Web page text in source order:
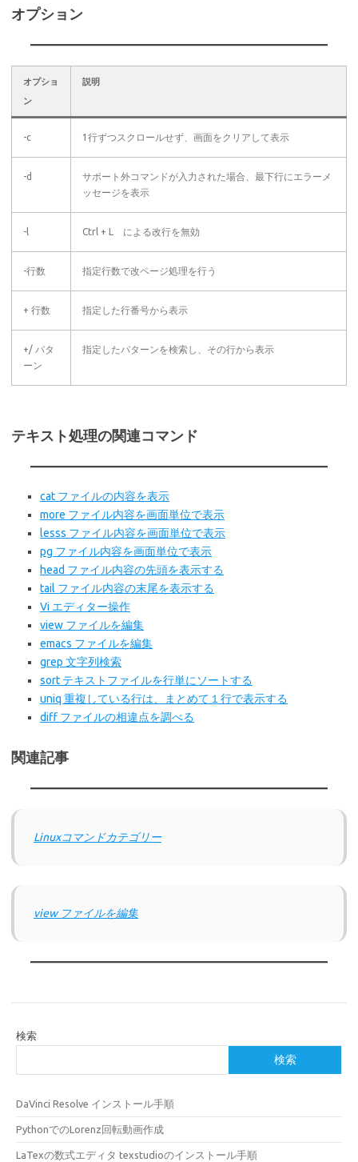
オプション
オプショ
ン
説明
-c 1行ずつスクロールせず、画面をクリアして表示
-d
サポート外コマンドが入力された場合、最下行にエラーメ
ッセージを表示
-l Ctrl + L による改行を無効
-行数 指定行数で改ページ処理を行う
+ 行数 指定した行番号から表示
+/ パタ
ーン
指定したパターンを検索し、その行から表示
テキスト処理の関連コマンド
cat ファイルの内容を表示
more ファイル内容を画面単位で表示
lesss ファイル内容を画面単位で表示
pg ファイル内容を画面単位で表示
head ファイル内容の先頭を表示する
tail ファイル内容の末尾を表示する
Vi エディター操作
view ファイルを編集
emacs ファイルを編集
grep 文字列検索
sort テキストファイルを行単にソートする
uniq 重複している行は、まとめて１行で表示する
diff ファイルの相違点を調べる
関連記事
Linuxコマンドカテゴリー
view ファイルを編集
検索
検索
DaVinci Resolve インストール手順
PythonでのLorenz回転動画作成
LaTexの数式エディタ texstudioのインストール手順